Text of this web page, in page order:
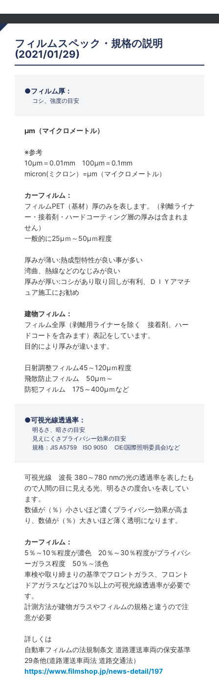
フィルムスペック・規格の説明
(2021/01/29)
フィルム厚：
コシ、強度の目安
μm（マイクロメートル）
※参考
10μm＝0.01mm 100μm＝0.1mm
micron(ミクロン）=µm（マイクロメートル）
カーフィルム：
フィルムPET（基材）厚のみを表します。（剥離ライナ
ー・接着剤・ハードコーティング層の厚みは含まれま
せん）
一般的に25µｍ～50µｍ程度
厚みが薄い:熱成型特性が良い事が多い
湾曲、熱線などのなじみが良い
厚みが厚い:コシがあり取り回しが有利、ＤＩＹアマチ
ュア施工にお勧め
建物フィルム：
フィルム全厚（剥離用ライナーを除く 接着剤、ハー
ドコートを含みます）表記をしています。
目的により厚みが違います。
日射調整フィルム45～120µｍ程度
飛散防止フィルム 50µｍ～
防犯フィルム 175～400µｍなど
可視光線透過率：
明るさ、暗さの目安
見えにくさプライバシー効果の目安
規格：JIS A5759 ISO 9050 CIE(国際照明委員会)など
可視光線 波長 380～780 nmの光の透過率を表したも
ので人間の目に見える光、明るさの度合いを表してい
ます。
数値が（％）小さいほど濃くプライバシー効果が高ま
り、数値が（％）大きいほど薄く透明になります。
カーフィルム：
5％～10％程度が濃色 20％～30％程度がプライバシ
ーガラス程度 50％～淡色
車検や取り締まりの基準でフロントガラス、フロント
ドアガラスなどは70％以上の可視光線透過率が必要で
す。
計測方法が建物ガラスやフィルムの規格と違うので注
意が必要
詳しくは
自動車フィルムの法規制条文 道路運送車両の保安基準
29条他(道路運送車両法 道路交通法）
https://www.filmshop.jp/news-detail/197